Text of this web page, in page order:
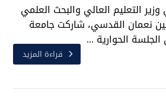
التعليم العالي والبحث العلمي
نعمان القدسي، شاركت جامعة
الحوارية ...
قراءة المزيد